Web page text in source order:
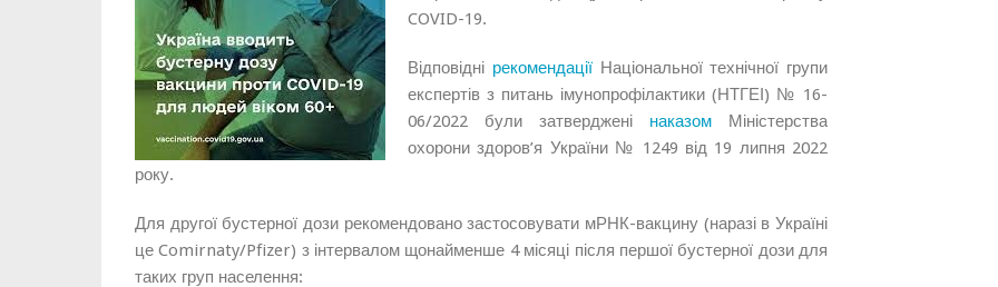
COVID-19.
Відповідні рекомендації Національної технічної групи
експертів з питань імунопрофілактики (НТГЕІ) № 16-
06/2022 були затверджені наказомМіністерства
охорони здоров’я України № 1249 від 19 липня 2022
року.
Для другої бустерної дози рекомендовано застосовувати мРНК-вакцину (наразі в Україні
це Comirnaty/Pfizer) з інтервалом щонайменше 4 місяці після першої бустерної дози для
таких груп населення: